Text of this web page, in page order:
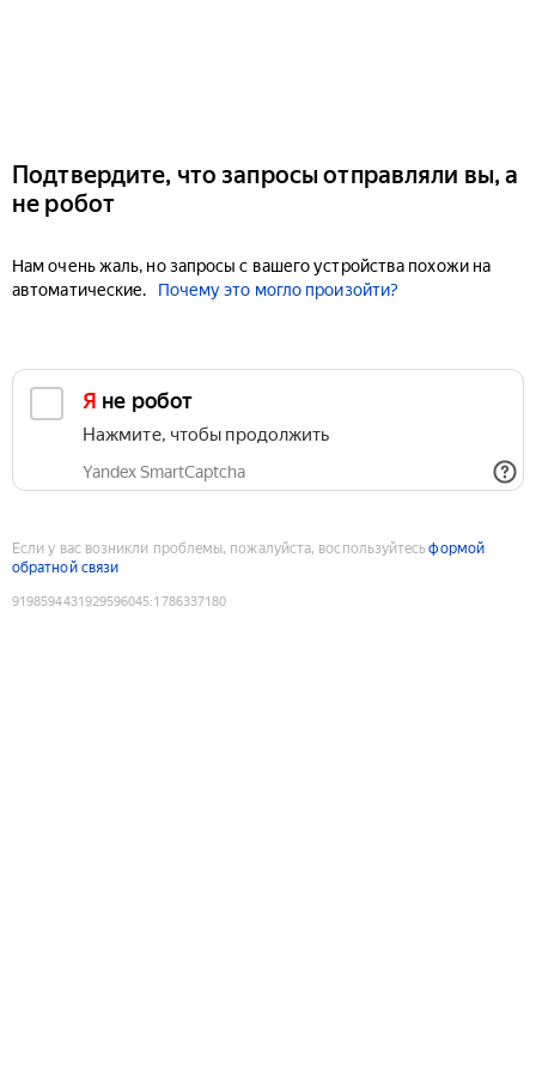
Подтвердите, что запросы отправляли вы, а
не робот
Нам очень жаль, но запросы с вашего устройства похожи на
автоматические.
Почему это могло произойти?
Я не робот
Нажмите, чтобы продолжить
Yandex SmartCaptcha
Если у вас возникли проблемы, пожалуйста, воспользуйтесьформой
обратной связи
9198594431929596045:1786337180